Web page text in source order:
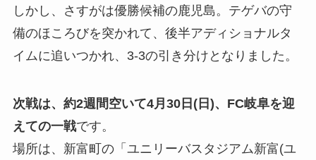
しかし、さすがは優勝候補の鹿児島。テゲバの守
備のほころびを突かれて、後半アディショナルタ
イムに追いつかれ、3-3の引き分けとなりました。
次戦は、約2週間空いて4月30日(日)、FC岐阜を迎
えての一戦です。
場所は、新富町の「ユニリーバスタジアム新富(ユ